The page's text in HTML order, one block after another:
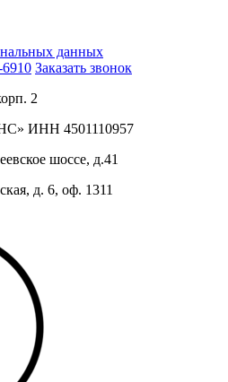
данных
Заказать звонок
2
ИНН 4501110957
шоссе, д.41
д. 6, оф. 1311